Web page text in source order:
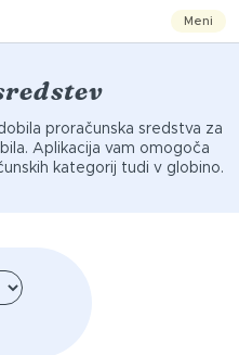
Meni
proračunska sredstva za
Aplikacija vam omogoča
kategorij tudi v globino.